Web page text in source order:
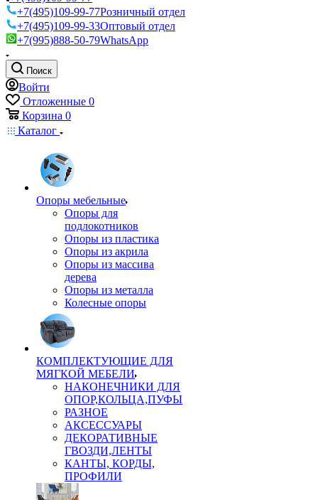
+7(495)109-99-77Розничный отдел
+7(495)109-99-33Оптовый отдел
+7(995)888-50-79WhatsApp
Поиск
Войти
Отложенные 0
Корзина 0
Каталог
Опоры мебельные
Опоры для
подлокотников
Опоры из пластика
Опоры из акрила
Опоры из массива
дерева
Опоры из металла
Колесные опоры
КОМПЛЕКТУЮЩИЕ ДЛЯ
МЯГКОЙ МЕБЕЛИ
НАКОНЕЧНИКИ ДЛЯ
ОПОР,КОЛЬЦА,ПУФЫ
РАЗНОЕ
АКСЕССУАРЫ
ДЕКОРАТИВНЫЕ
ГВОЗДИ,ЛЕНТЫ
КАНТЫ, КОРДЫ,
ПРОФИЛИ